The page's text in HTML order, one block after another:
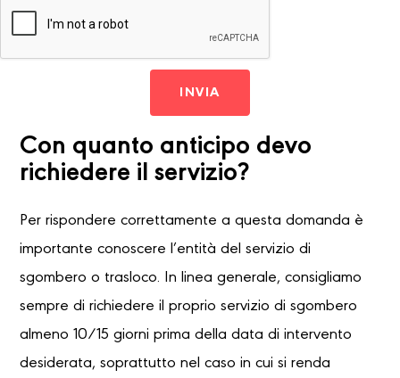
INVIA
Con quanto anticipo devo
richiedere il servizio?
Per rispondere correttamente a questa domanda è
importante conoscere l’entità del servizio di
sgombero o trasloco. In linea generale, consigliamo
sempre di richiedere il proprio servizio di sgombero
almeno 10/15 giorni prima della data di intervento
desiderata, soprattutto nel caso in cui si renda